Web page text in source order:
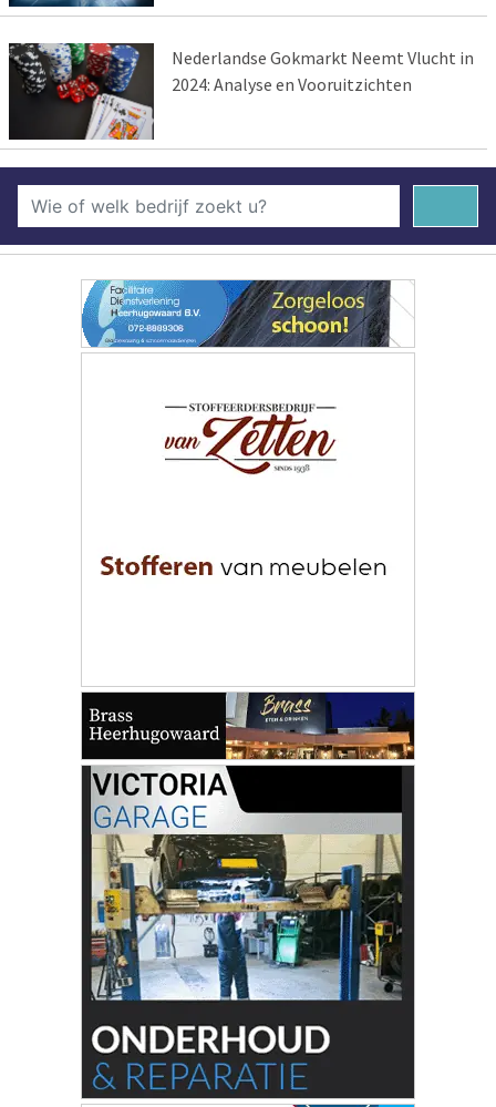
Nederlandse Gokmarkt Neemt Vlucht in
2024: Analyse en Vooruitzichten